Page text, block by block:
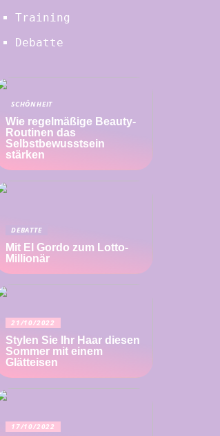
Training
Debatte
SCHÖNHEIT
Wie regelmäßige Beauty-
Routinen das
Selbstbewusstsein
stärken
DEBATTE
Mit El Gordo zum Lotto-
Millionär
21/10/2022
Stylen Sie Ihr Haar diesen
Sommer mit einem
Glätteisen
17/10/2022